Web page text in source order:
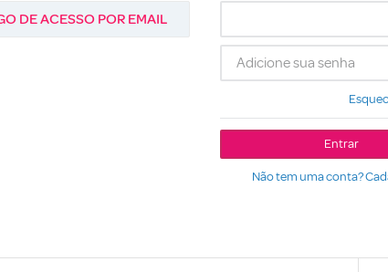
DE ACESSO POR EMAIL
Entrar
Não tem uma conta?